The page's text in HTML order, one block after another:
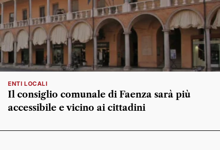
ENTI LOCALI
Il consiglio comunale di Faenza sarà più
accessibile e vicino ai cittadini